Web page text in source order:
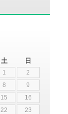
土 日
1
2
8
9
15
16
22
23